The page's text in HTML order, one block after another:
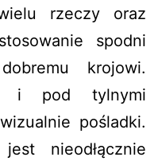
rzeczy oraz
spodni
krojowi.
i pod tylnymi
pośladki.
nieodłącznie